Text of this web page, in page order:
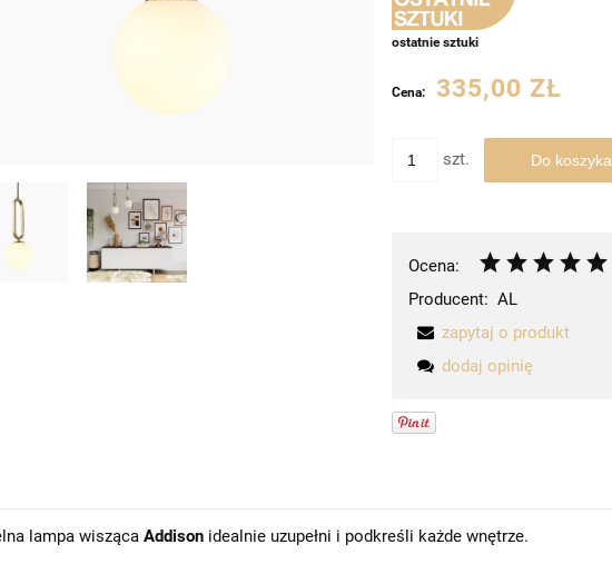
ostatnie sztuki
Cena: 335,00 ZŁ
szt. Do koszyka
Ocena:
Producent: AL
zapytaj o produkt
dodaj opinię
lampa wisząca Addison idealnie uzupełni i podkreśli każde wnętrze.